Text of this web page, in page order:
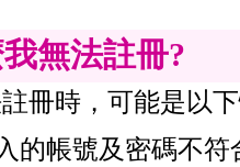
無法註冊?
冊時，可能是以
的帳號及密碼不符